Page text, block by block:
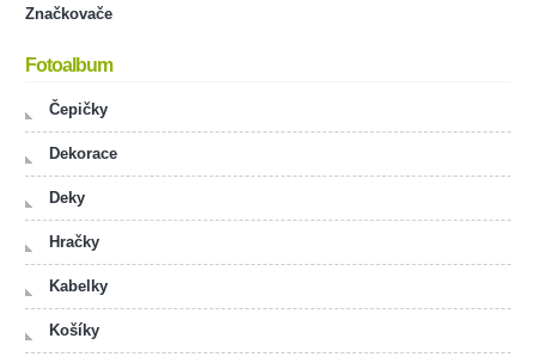
Značkovače
Fotoalbum
Čepičky
Dekorace
Deky
Hračky
Kabelky
Košíky